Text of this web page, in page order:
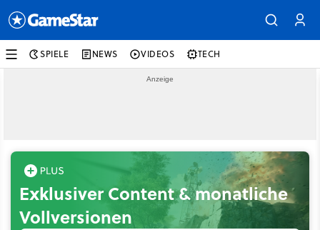
SPIELE NEWS VIDEOS TECH
Exklusiver Content & monatliche
Vollversionen